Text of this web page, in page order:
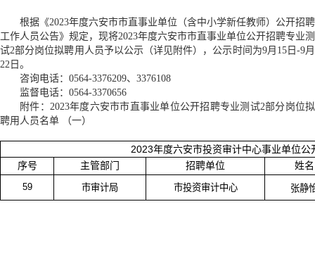
根据 《2023年度六安市市直事业单位（含中小学新任教师）公开招聘
工作人员公告》 规定，现将2023年度六安市市直事业单位公开招聘专业测
试2部分岗位拟聘用人员予以公示（详见附件），公示时间为9月15日-9月
22日。
咨询电话：0564-3376209、3376108
监督电话：0564-3370656
附件：2023年度六安市市直事业单位公开招聘专业测试2部分岗位拟
聘用人员名单 （一）
2023年度六安市投资审计中心事业单位
序号 主管部门 招聘单位
姓名
59
市审计局 市投资审计中心 张静